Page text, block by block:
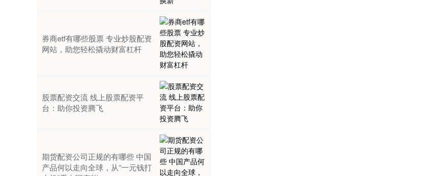
券商etf有哪些股票 专业炒股配资
网站，助您轻松撬动财富杠杆
股票配资交流 线上股票配资平
台：助你投资腾飞
期货配资公司正规的有哪些 中国
产品何以走向全球，从“一元钱打